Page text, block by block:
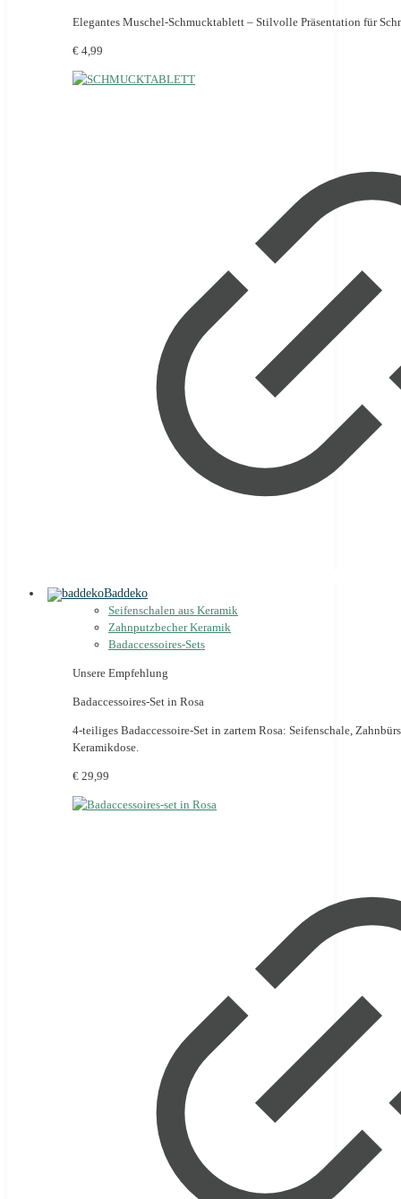
Elegantes Muschel-Schmucktablett – Stilvolle Präsentation für
€ 4,99
Baddeko
Seifenschalen aus Keramik
Zahnputzbecher Keramik
Badaccessoires-Sets
Unsere Empfehlung
Badaccessoires-Set in Rosa
4-teiliges Badaccessoire-Set in zartem Rosa: Seifenschale,
Keramikdose.
€ 29,99